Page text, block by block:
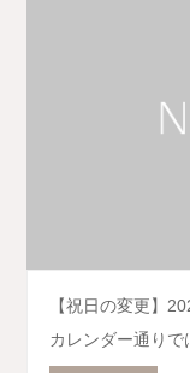
【祝日の変更】
カレンダー通り